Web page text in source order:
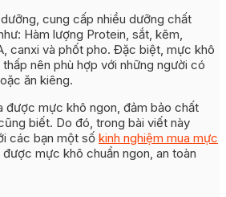
cung cấp nhiều dưỡng chất
Hàm lượng Protein, sắt, kẽm,
canxi và phốt pho. Đặc biệt, mực khô
nên phù hợp với những người có
ăn kiêng.
được mực khô ngon, đảm bảo chất
biết. Do đó, trong bài viết này
các bạn một số kinh nghiệm mua mực
mực khô chuẩn ngon, an toàn